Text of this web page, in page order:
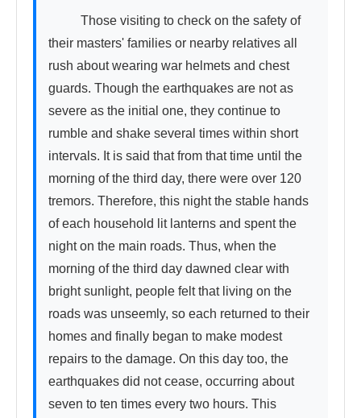
their masters' families or nearby relatives all
rush about wearing war helmets and chest
guards. Though the earthquakes are not as
severe as the initial one, they continue to
rumble and shake several times within short
intervals. It is said that from that time until the
morning of the third day, there were over 120
tremors. Therefore, this night the stable hands
of each household lit lanterns and spent the
night on the main roads. Thus, when the
morning of the third day dawned clear with
bright sunlight, people felt that living on the
roads was unseemly, so each returned to their
homes and finally began to make modest
repairs to the damage. On this day too, the
earthquakes did not cease, occurring about
seven to ten times every two hours. This